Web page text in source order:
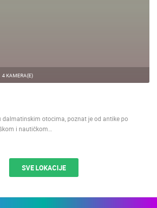
4 KAMERA(E)
dalmatinskim otocima, poznat je od antike po
i nautičkom…
SVE LOKACIJE